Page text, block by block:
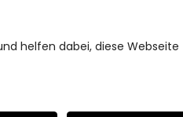
4 Liter Castrol
10W-50
helfen dabei, diese Webseite